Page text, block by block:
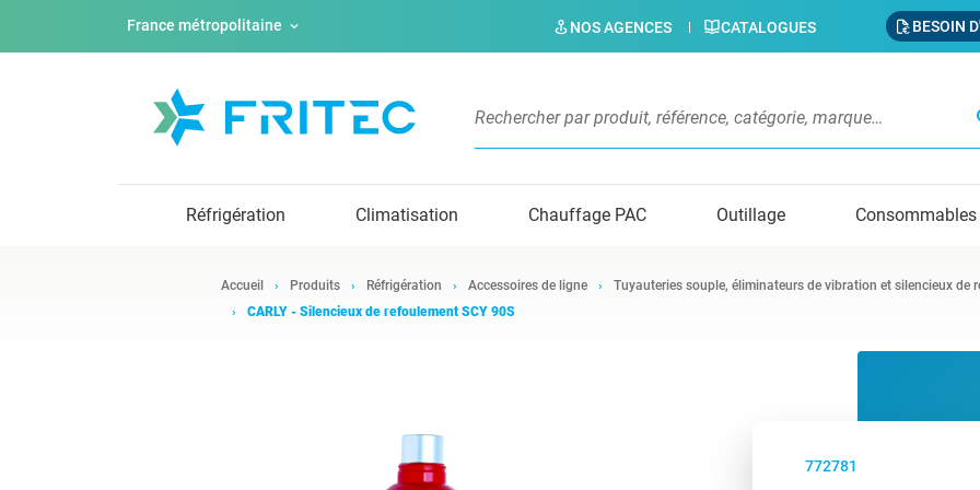
France métropolitaine NOS AGENCES CATALOGUES BESOIN
Réfrigération Climatisation Chauffage PAC Outillage Consommables
Accueil Produits Réfrigération Accessoires de ligne
Tuyauteries souple, éliminateurs de vibration et silencieux de
CARLY - Silencieux de refoulement SCY 90S
772781